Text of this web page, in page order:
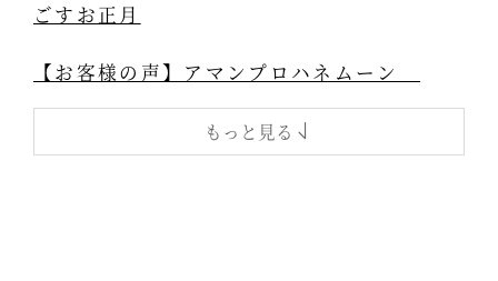
ごすお正月
【お客様の声】アマンプロハネムーン
もっと見る